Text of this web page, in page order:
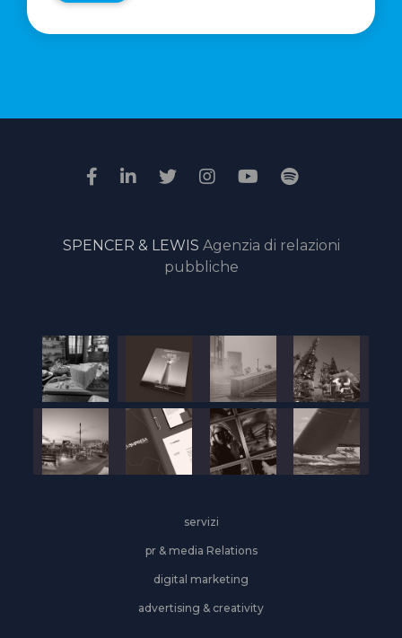
“Passione
il
della
giuria
online
SPENCER & LEWIS Agenzia di relazioni
pubbliche
servizi
pr & media Relations
digital marketing
advertising & creativity